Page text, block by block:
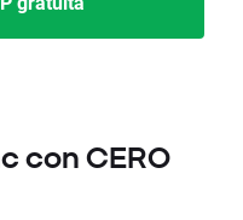
con CERO